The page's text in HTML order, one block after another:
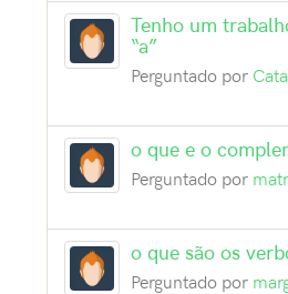
Tenho um
“a”
Perguntado por
o que e o
Perguntado por
o que são os
Perguntado por